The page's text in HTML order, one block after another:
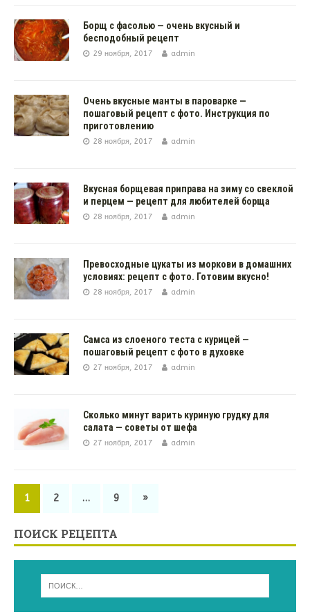
Борщ с фасолью — очень вкусный и
бесподобный рецепт
29 ноября, 2017 admin
Очень вкусные манты в пароварке —
пошаговый рецепт с фото. Инструкция по
приготовлению
28 ноября, 2017 admin
Вкусная борщевая приправа на зиму со свеклой
и перцем — рецепт для любителей борща
28 ноября, 2017 admin
Превосходные цукаты из моркови в домашних
условиях: рецепт с фото. Готовим вкусно!
28 ноября, 2017 admin
Самса из слоеного теста с курицей —
пошаговый рецепт с фото в духовке
27 ноября, 2017 admin
Сколько минут варить куриную грудку для
салата — советы от шефа
27 ноября, 2017 admin
1 2 … 9 »
ПОИСК РЕЦЕПТА